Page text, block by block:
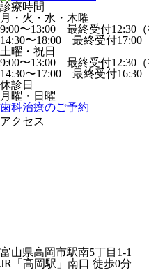
診療時間
月・火・水・木曜
9:00〜13:00 最終受付12:30（
14:30〜18:00 最終受付17:00
土曜・祝日
9:00〜13:00 最終受付12:30（
14:30〜17:00 最終受付16:30
休診日
月曜・日曜
歯科治療のご予約
アクセス
富山県高岡市駅南5丁目1-1
JR「高岡駅」南口 徒歩0分